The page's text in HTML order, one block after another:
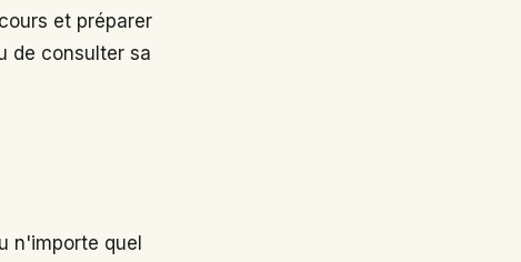
et préparer
de consulter sa
n'importe quel